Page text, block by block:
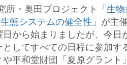
所・奥田プロジェクト
「生
態システムの健全性」 が主
日から始まりましたが、今日
してすべての日程に参加す
平和堂財団「夏原グラント